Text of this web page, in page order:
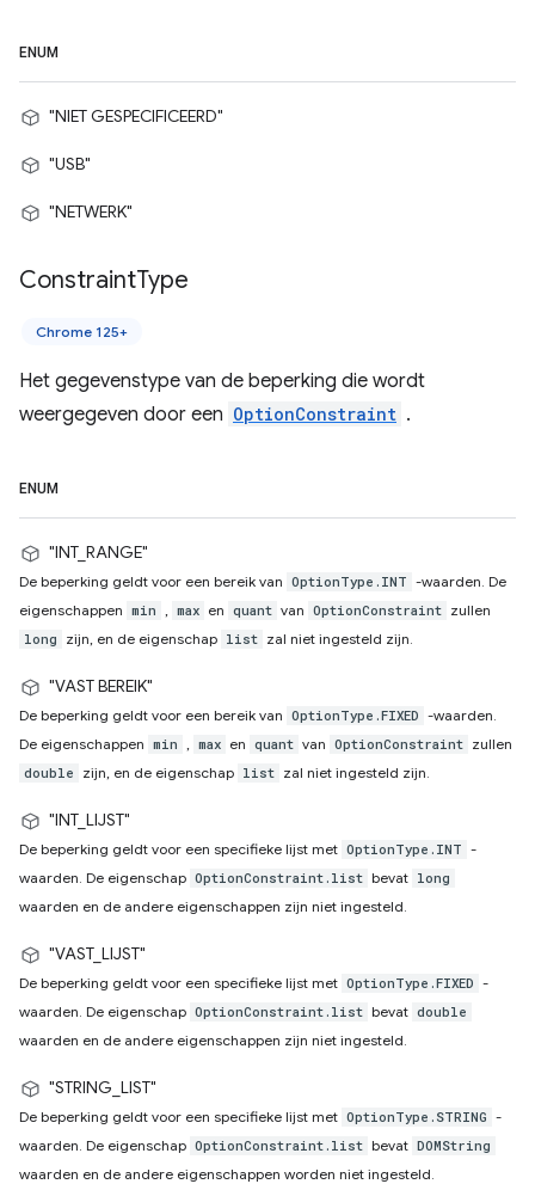
ENUM
"NIET GESPECIFICEERD"
"USB"
"NETWERK"
ConstraintType
Chrome 125+
Het gegevenstype van de beperking die wordt
weergegeven door een OptionConstraint .
ENUM
"INT_RANGE"
De beperking geldt voor een bereik van OptionType.INT -waarden. De
eigenschappen min , max en quant van OptionConstraint zullen
long zijn, en de eigenschap list zal niet ingesteld zijn.
"VAST BEREIK"
De beperking geldt voor een bereik van OptionType.FIXED -waarden.
De eigenschappen min , max en quant van OptionConstraint zullen
double zijn, en de eigenschap list zal niet ingesteld zijn.
"INT_LIJST"
De beperking geldt voor een specifieke lijst met OptionType.INT -
waarden. De eigenschap OptionConstraint.list bevat long
waarden en de andere eigenschappen zijn niet ingesteld.
"VAST_LIJST"
De beperking geldt voor een specifieke lijst met OptionType.FIXED -
waarden. De eigenschap OptionConstraint.list bevat double
waarden en de andere eigenschappen zijn niet ingesteld.
"STRING_LIST"
De beperking geldt voor een specifieke lijst met OptionType.STRING -
waarden. De eigenschap OptionConstraint.list bevat DOMString
waarden en de andere eigenschappen worden niet ingesteld.